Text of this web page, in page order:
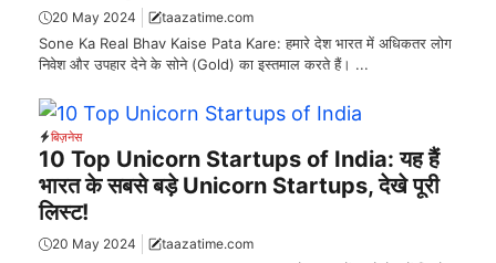
20 May 2024 taazatime.com
Sone Ka Real Bhav Kaise Pata Kare: हमारे देश भारत में अधिकतर लोग
निवेश और उपहार देने के सोने (Gold) का इस्तमाल करते हैं। ...
बिज़नेस
10 Top Unicorn Startups of India: यह हैं
भारत के सबसे बड़े Unicorn Startups, देखे पूरी
लिस्ट!
20 May 2024 taazatime.com